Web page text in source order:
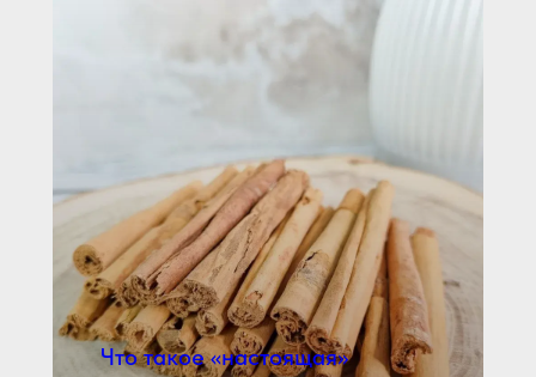
Что такое «настоящая»